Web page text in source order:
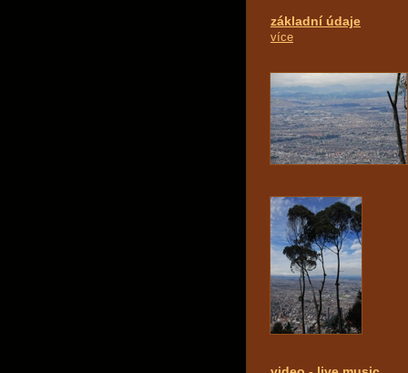
základní údaje
více